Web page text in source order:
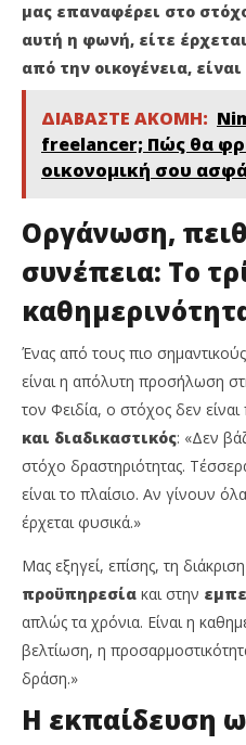
μας επαναφέρει στο
αυτή η φωνή, είτε
από την οικογένεια,
ΔΙΑΒΑΣΤΕ ΑΚΟΜΗ:
freelancer; Πώς θα
οικονομική σου
Οργάνωση,
συνέπεια: Το
Ένας από τους πιο
είναι η απόλυτη προσήλωση
τον Φειδία, ο στόχος δεν
και διαδικαστικός: «Δεν
στόχο δραστηριότητας.
είναι το πλαίσιο. Αν γίνουν
έρχεται φυσικά.»
Μας εξηγεί, επίσης, τη
προϋπηρεσία και στην
απλώς τα χρόνια. Είναι η
βελτίωση, η
δράση.»
Η εκπαίδευση